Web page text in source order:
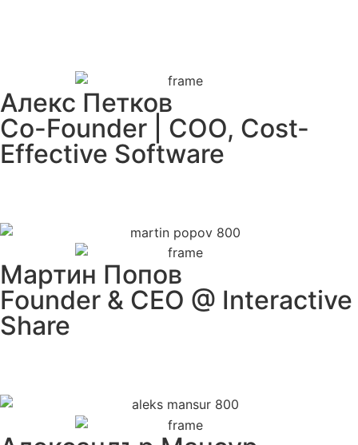
Алекс Петков
Co-Founder | COO, Cost-
Effective Software
Мартин Попов
Founder & CEO @ Interactive
Share